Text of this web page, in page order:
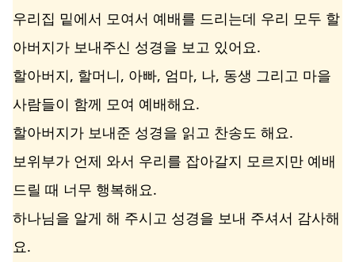
우리집 밑에서 모여서 예배를 드리는데 우리 모두 할
아버지가 보내주신 성경을 보고 있어요.
할아버지, 할머니, 아빠, 엄마, 나, 동생 그리고 마을
사람들이 함께 모여 예배해요.
할아버지가 보내준 성경을 읽고 찬송도 해요.
보위부가 언제 와서 우리를 잡아갈지 모르지만 예배
드릴 때 너무 행복해요.
하나님을 알게 해 주시고 성경을 보내 주셔서 감사해
요.